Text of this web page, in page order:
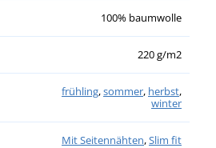
100% baumwolle
220 g/m2
frühling,sommer, herbst,
winter
Mit Seitennähten,Slim fit